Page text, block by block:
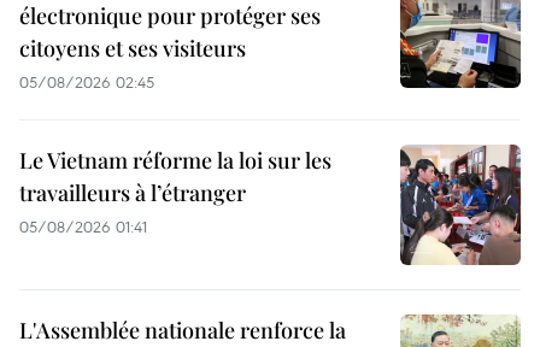
électronique pour protéger ses
citoyens et ses visiteurs
05/08/2026 02:45
Le Vietnam réforme la loi sur les
travailleurs à l’étranger
05/08/2026 01:41
L'Assemblée nationale renforce la